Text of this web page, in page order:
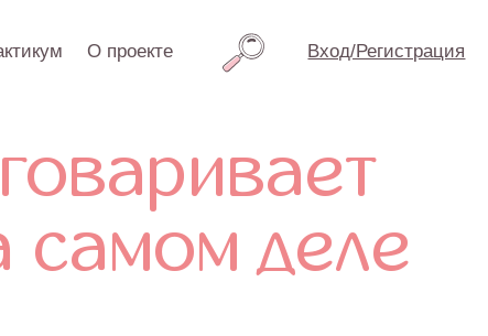
Вход/Регистрация
деле